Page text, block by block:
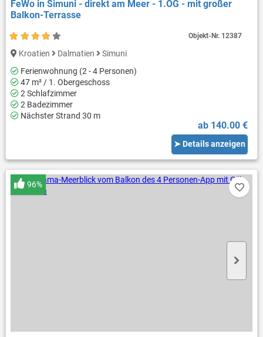
FeWo in Simuni - direkt am Meer - 1.OG - mit großer
Balkon-Terrasse
Kroatien Dalmatien
Simuni
Ferienwohnung (2 - 4 Personen)
47 m² / 1. Obergeschoss
2 Schlafzimmer
2 Badezimmer
Nächster Strand 30 m
ab 140.00 €
➤ Details anzeigen
Objekt-Nr. 12387
96%